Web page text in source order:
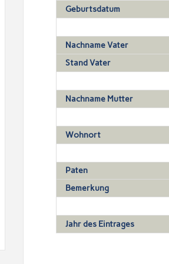
Geburtsdatum
Nachname Vater
Stand Vater
Nachname Mutter
Wohnort
Paten
Bemerkung
Jahr des Eintrages